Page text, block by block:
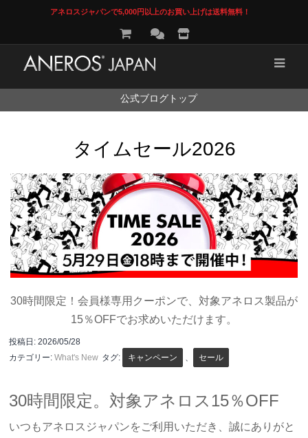
アネロスジャパンで5,000円以上のお買い上げは送料無料！
公式ブログトップ
タイムセール2026
30時間限定！会員様専用クーポンで、対象アネロス製品が
15％OFFでお求めいただけます。
投稿日:2026/05/28
カテゴリー:What's New タグ: キャンペーン 、 セール
30時間限定。対象アネロス15％OFF
いつもアネロスジャパンをご利用いただき、誠にありがと